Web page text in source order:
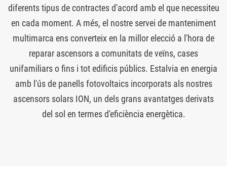
diferents tipus de contractes d'acord amb el que necessiteu
en cada moment. A més, el nostre servei de manteniment
multimarca ens converteix en la millor elecció a l'hora de
reparar ascensors a comunitats de veïns, cases
unifamiliars o fins i tot edificis públics. Estalvia en energia
amb l'ús de panells fotovoltaics incorporats als nostres
ascensors solars ION, un dels grans avantatges derivats
del sol en termes d'eficiència energètica.